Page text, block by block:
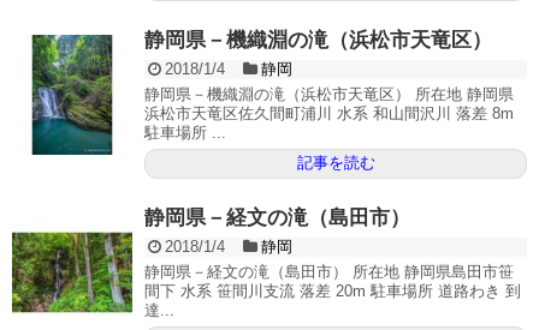
静岡県－機織淵の滝（浜松市天竜区）
2018/1/4
静岡
静岡県－機織淵の滝（浜松市天竜区） 所在地 静岡県
浜松市天竜区佐久間町浦川 水系 和山間沢川 落差 8m
駐車場所 ...
記事を読む
静岡県－経文の滝（島田市）
2018/1/4
静岡
静岡県－経文の滝（島田市） 所在地 静岡県島田市笹
間下 水系 笹間川支流 落差 20m 駐車場所 道路わき 到
達...